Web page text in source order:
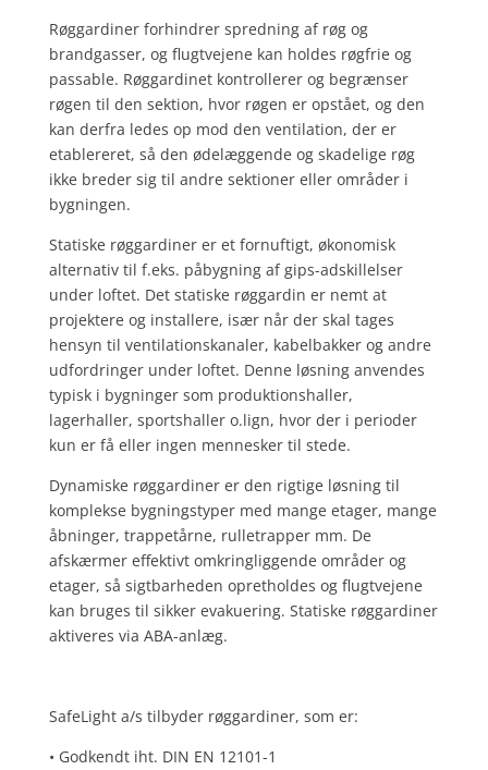
Røggardiner forhindrer spredning af røg og
brandgasser, og flugtvejene kan holdes røgfrie og
passable. Røggardinet kontrollerer og begrænser
røgen til den sektion, hvor røgen er opstået, og den
kan derfra ledes op mod den ventilation, der er
etablereret, så den ødelæggende og skadelige røg
ikke breder sig til andre sektioner eller områder i
bygningen.
Statiske røggardiner er et fornuftigt, økonomisk
alternativ til f.eks. påbygning af gips-adskillelser
under loftet. Det statiske røggardin er nemt at
projektere og installere, især når der skal tages
hensyn til ventilationskanaler, kabelbakker og andre
udfordringer under loftet. Denne løsning anvendes
typisk i bygninger som produktionshaller,
lagerhaller, sportshaller o.lign, hvor der i perioder
kun er få eller ingen mennesker til stede.
Dynamiske røggardiner er den rigtige løsning til
komplekse bygningstyper med mange etager, mange
åbninger, trappetårne, rulletrapper mm. De
afskærmer effektivt omkringliggende områder og
etager, så sigtbarheden opretholdes og flugtvejene
kan bruges til sikker evakuering. Statiske røggardiner
aktiveres via ABA-anlæg.
SafeLight a/s tilbyder røggardiner, som er:
• Godkendt iht. DIN EN 12101-1